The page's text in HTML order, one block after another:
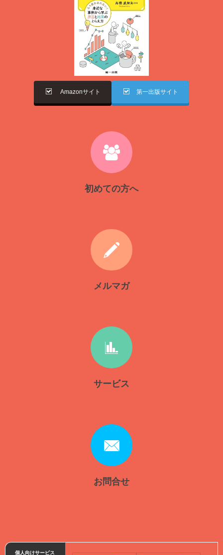
Amazonサイト 第一出版サイト
初めての方へ
メルマガ
サービス
お問合せ
個人向けサービス